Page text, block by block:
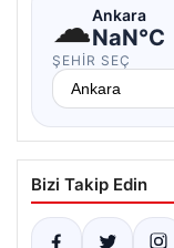
☁Ankara
NaN°C
ŞEHIR SEÇ
Bizi Takip Edin